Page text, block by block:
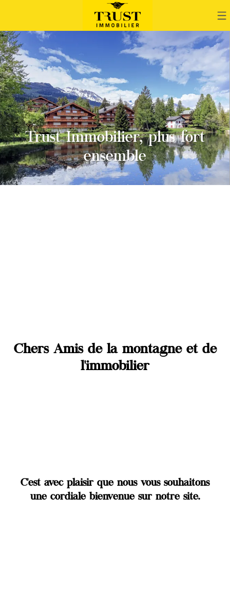
Trust Immobilier, plus fort
ensemble
Chers Amis de la montagne et de
l'immobilier
C'est avec plaisir que nous vous souhaitons
une cordiale bienvenue sur notre site.